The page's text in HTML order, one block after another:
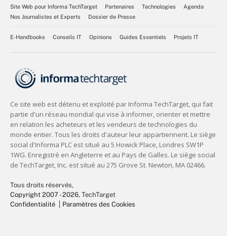
Site Web pour Informa TechTarget Partenaires Technologies
Agenda
Nos Journalistes et Experts
Dossier de Presse
E-Handbooks Conseils IT Opinions Guides Essentiels Projets IT
Tous droits réservés,
Copyright 2007 - 2026, TechTarget
Confidentialité
Paramètres des Cookies